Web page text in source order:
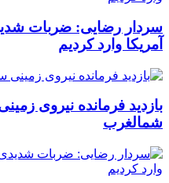
آمریکا وارد کردیم
بازدید فرمانده نیروی
شمالغرب